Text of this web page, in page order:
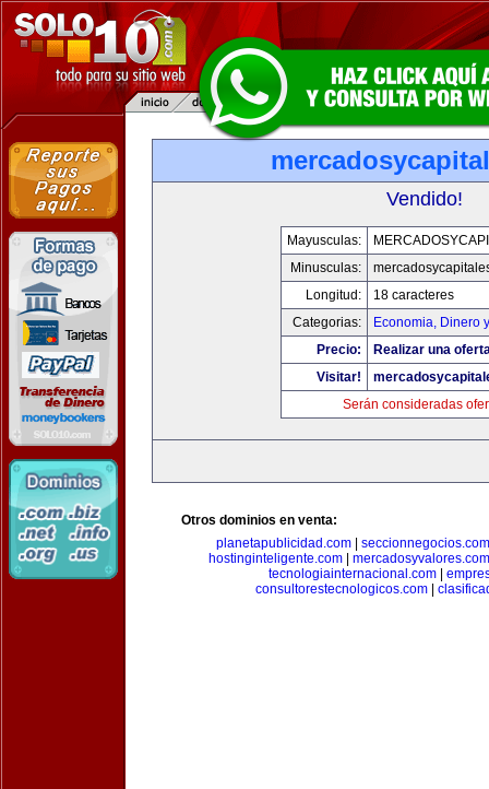
Vendido!
Mayusculas:
Minusculas:
Longitud:
18 caracteres
Categorias:
Economia, Dinero
Precio:
Realizar una
Visitar!
Serán consideradas
Otros dominios en venta:
planetapublicidad.com| seccionnegocios.com
hostinginteligente.com
mercadosyvalores.com
tecnologiainternacional.com|
consultorestecnologicos.com